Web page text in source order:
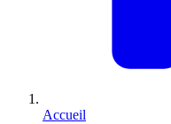
Accueil